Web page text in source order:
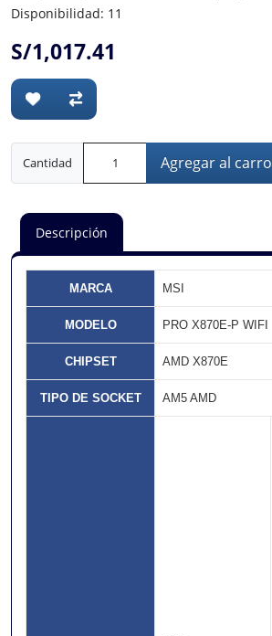
Disponibilidad: 11
S/1,017.41
Cantidad Agregar al carro
Descripción
MARCA MSI
MODELO PRO X870E-P WIFI
CHIPSET AMD X870E
TIPO DE SOCKET AM5 AMD